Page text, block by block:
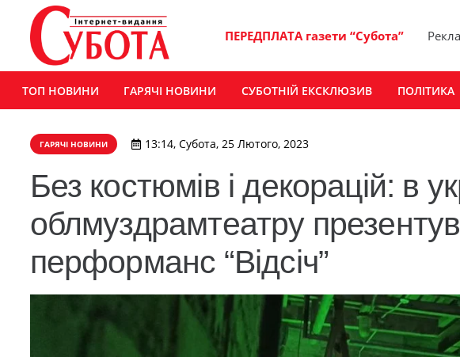
ПЕРЕДПЛАТА газети “Субота”
ТОП НОВИНИ ГАРЯЧІ НОВИНИ СУБОТНІЙ ЕКСКЛЮЗИВ ПОЛІТИКА
ГАРЯЧІ НОВИНИ 13:14, Субота, 25 Лютого, 2023
Без костюмів і декорацій: в
облмуздрамтеатру
перформанс “Відсіч”